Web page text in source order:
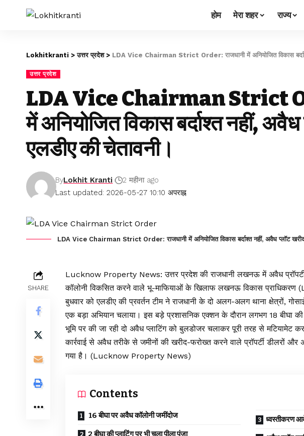
होम मेरा शहर राज्य
Lokhitkranti >उत्तर प्रदेश> LDA Vice Chairman Strict Order: राजधानी में अनियोजित विकास
उत्तर प्रदेश
LDA Vice Chairman Strict
में अनियोजित विकास बर्दाश्त नहीं, अवैध
एलडीए की चेतावनी।
Last updated: 2026-05-27 10:10 अपराह्न
ByLokhit Kranti 2 महीना ago
LDA Vice Chairman Strict Order: राजधानी में अनियोजित विकास बर्दाश्त नहीं, अवैध प्लॉट
SHARE
Lucknow Property News: उत्तर प्रदेश की राजधानी लखनऊ में अवैध
कॉलोनी विकसित करने वाले भू-माफियाओं के खिलाफ लखनऊ विकास प्राधिकरण
बुधवार को एलडीए की प्रवर्तन टीम ने राजधानी के दो अलग-अलग थाना क्षेत्रों,
एक बड़ा अभियान चलाया। इस बड़े प्रशासनिक एक्शन के दौरान लगभग 18
भूमि पर की जा रही दो अवैध प्लाटिंग को बुलडोजर चलाकर पूरी तरह से मटियामेट
कार्रवाई से अवैध तरीके से जमीनों की खरीद-फरोख्त करने वाले प्रॉपर्टी डीलरों
गया है। (Lucknow Property News)
Contents
16 बीघा पर अवैध कॉलोनी जमींदोज
2 बीघा की प्लाटिंग पर भी चला पीला पंजा
ध्वस्तीकरण